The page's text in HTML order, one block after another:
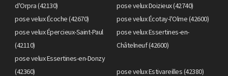
d'Orpra (42130)
pose velux Doizieux (42740)
pose velux Écoche (42670)
pose velux Écotay-l'Olme (42600)
pose velux Épercieux-Saint-Paul
(42110)
pose velux Essertines-en-
Châtelneuf (42600)
pose velux Essertines-en-Donzy
(42360)
pose velux Estivareilles (42380)